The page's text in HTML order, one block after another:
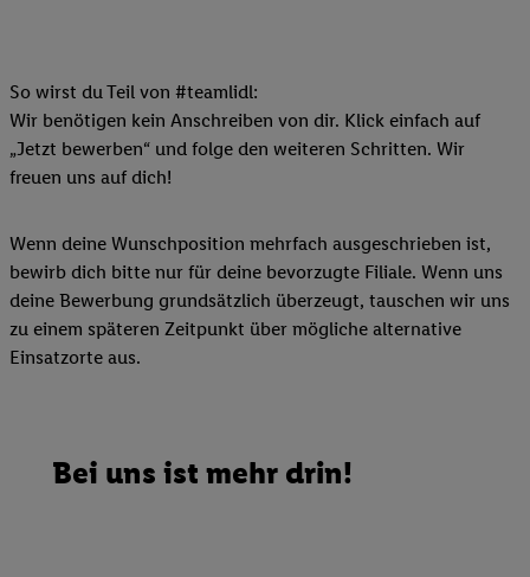
So wirst du Teil von #teamlidl:
Wir benötigen kein Anschreiben von dir. Klick einfach auf
„Jetzt bewerben“ und folge den weiteren Schritten. Wir
freuen uns auf dich!
Wenn deine Wunschposition mehrfach ausgeschrieben ist,
bewirb dich bitte nur für deine bevorzugte Filiale. Wenn uns
deine Bewerbung grundsätzlich überzeugt, tauschen wir uns
zu einem späteren Zeitpunkt über mögliche alternative
Einsatzorte aus.
Bei uns ist mehr drin!